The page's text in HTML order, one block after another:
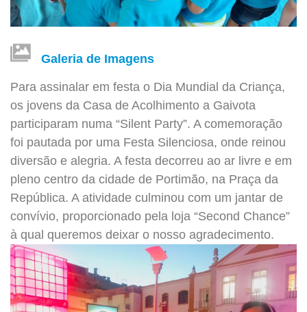
Galeria de Imagens
Para assinalar em festa o Dia Mundial da Criança,
os jovens da Casa de Acolhimento a Gaivota
participaram numa “Silent Party”. A comemoração
foi pautada por uma Festa Silenciosa, onde reinou
diversão e alegria. A festa decorreu ao ar livre e em
pleno centro da cidade de Portimão, na Praça da
República. A atividade culminou com um jantar de
convívio, proporcionado pela loja “Second Chance”
à qual queremos deixar o nosso agradecimento.